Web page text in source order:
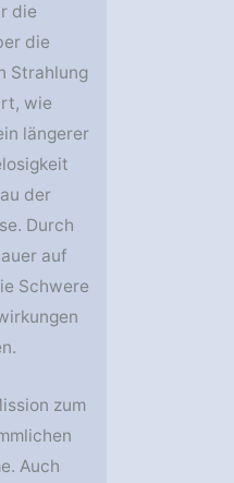
die
die
Strahlung
wie
längerer
der
Durch
auf
Schwere
zum
Auch